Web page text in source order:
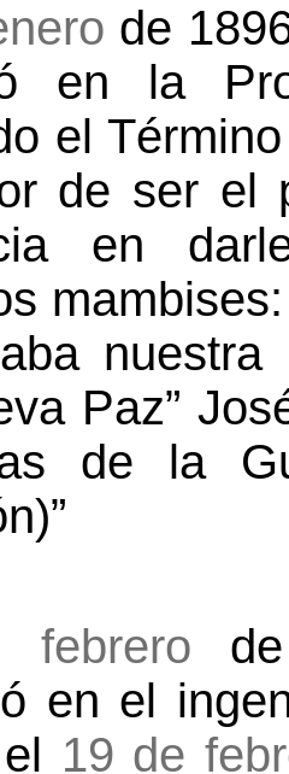
de
en la
el
de ser el
en
Paz”
de la
febrero
en el
19 de